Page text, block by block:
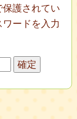
護されてい
ードを入力